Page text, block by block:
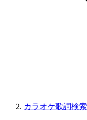
カラオケ歌詞検索